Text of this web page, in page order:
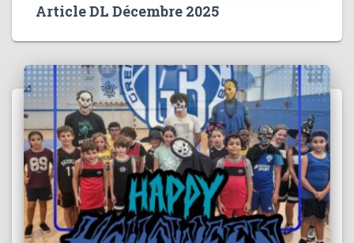
Article DL Décembre 2025